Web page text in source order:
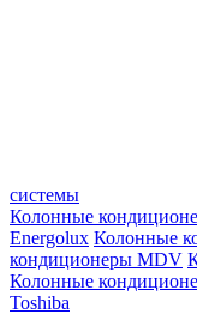
системы
Колонные
Energolux Колонные
кондиционеры MDV
Колонные
Toshiba